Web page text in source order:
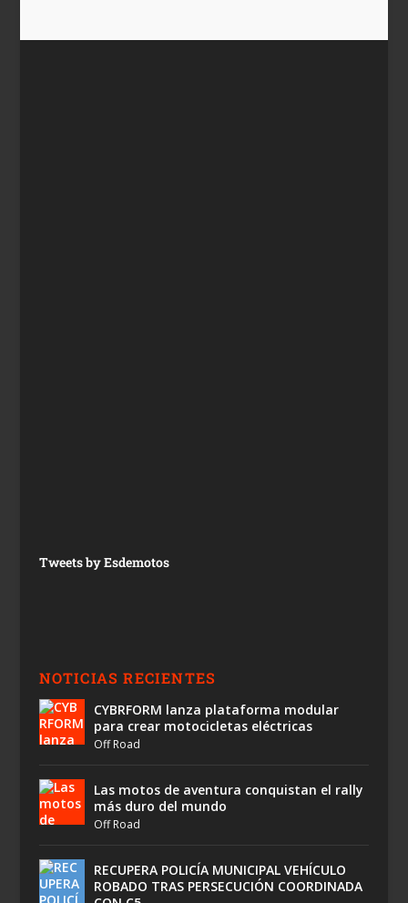
Tweets by Esdemotos
NOTICIAS RECIENTES
CYBRFORM lanza plataforma modular
para crear motocicletas eléctricas
Off Road
Las motos de aventura conquistan el rally
más duro del mundo
Off Road
RECUPERA POLICÍA MUNICIPAL VEHÍCULO
ROBADO TRAS PERSECUCIÓN COORDINADA